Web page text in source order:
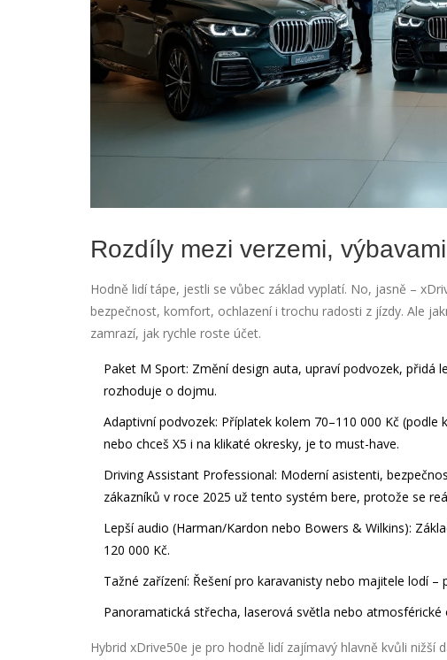
Rozdíly mezi verzemi,
Hodně lidí tápe, jestli se vůbec základ vyplatí. No, jasně –
bezpečnost, komfort, ochlazení i trochu radosti z jízdy. Ale
zamrazí, jak rychle roste účet.
Paket M Sport: Změní design auta, upraví podvozek, přidá
rozhoduje o dojmu.
Adaptivní podvozek: Příplatek kolem 70–110 000 Kč (podle
nebo chceš X5 i na klikaté okresky, je to must-have.
Driving Assistant Professional: Moderní asistenti,
zákazníků v roce 2025 už tento systém bere, protože se
Lepší audio (Harman/Kardon nebo Bowers & Wilkins):
120 000 Kč.
Tažné zařízení: Řešení pro karavanisty nebo majitele lodí –
Panoramatická střecha, laserová světla nebo atmosférické
Hybrid xDrive50e je pro hodně lidí zajímavý hlavně kvůli